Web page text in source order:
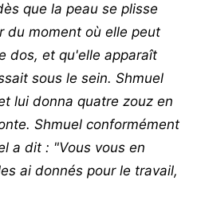
que la peau se plisse
du moment où elle peut
dos, et qu'elle apparaît
sous le sein. Shmuel
lui donna quatre zouz en
Shmuel conformément
a dit : "Vous vous en
ai donnés pour le travail,